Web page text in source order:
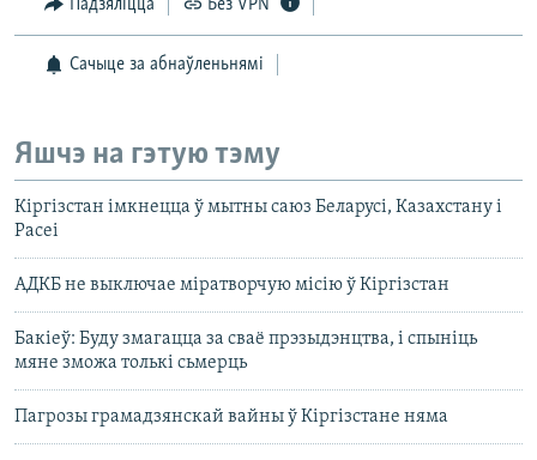
Падзяліцца Без VPN
Сачыце за абнаўленьнямі
Яшчэ на гэтую тэму
Кіргізстан імкнецца ў мытны саюз Беларусі, Казахстану і
Расеі
АДКБ не выключае міратворчую місію ў Кіргізстан
Бакіеў: Буду змагацца за сваё прэзыдэнцтва, і спыніць
мяне зможа толькі сьмерць
Пагрозы грамадзянскай вайны ў Кіргізстане няма